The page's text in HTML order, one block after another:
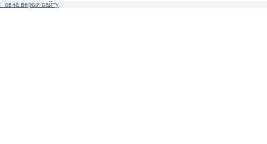
Повна версія сайту